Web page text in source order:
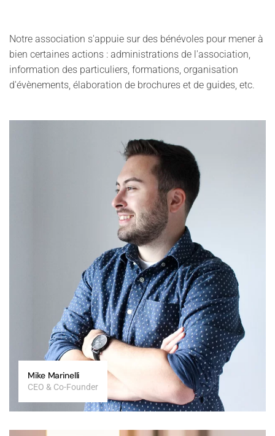
Notre association s'appuie sur des bénévoles pour mener à
bien certaines actions : administrations de l'association,
information des particuliers, formations, organisation
d'évènements, élaboration de brochures et de guides, etc.
Mike Marinelli
CEO & Co-Founder